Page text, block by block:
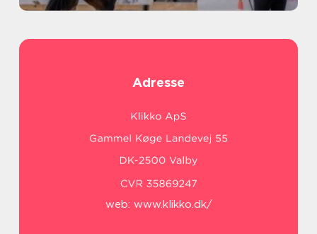
Adresse
web: www.klikko.dk/